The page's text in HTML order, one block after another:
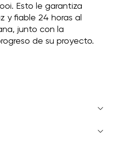
Esto le garantiza
y fiable 24 horas al
junto con la
de su proyecto.